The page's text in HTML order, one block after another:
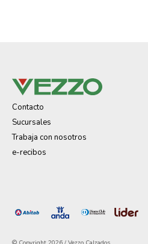
Contacto
Sucursales
Trabaja con nosotros
e-recibos